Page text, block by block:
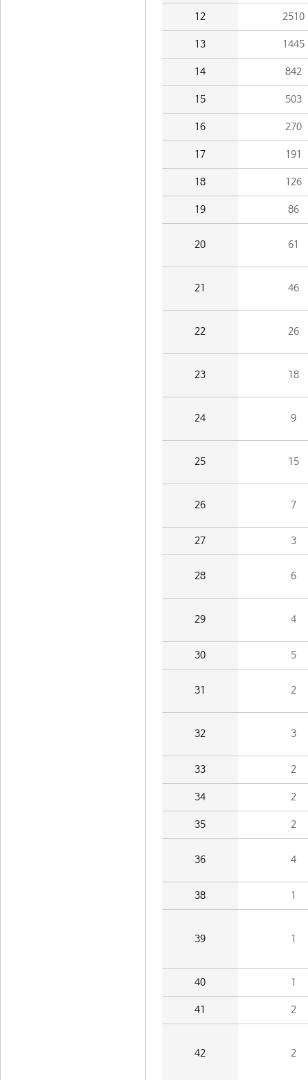
12 2510
13 1445
14 842
15 503
16 270
17 191
18 126
19 86
20 61
21 46
22 26
23 18
24 9
25 15
26 7
27 3
28 6
29 4
30 5
31 2
32 3
33 2
34 2
35 2
36 4
38 1
39 1
40 1
41 2
42 2